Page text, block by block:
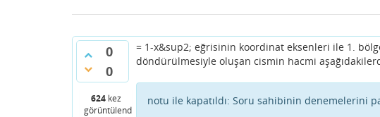
0
0
624 kez
görüntülendi
= 1-x&sup2; eğrisinin koordinat eksenleri ile 1.
döndürülmesiyle oluşan cismin hacmi
notu ile kapatıldı: Soru sahibinin denemelerini